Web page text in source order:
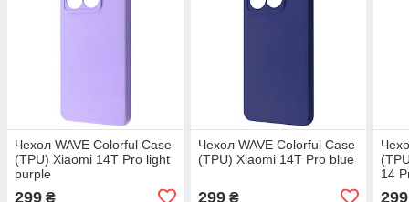
Чехол WAVE Colorful Case
(TPU) Xiaomi 14T Pro light
purple
299 ₴
Чехол WAVE Colorful Case
(TPU) Xiaomi 14T Pro blue
299₴
14
299